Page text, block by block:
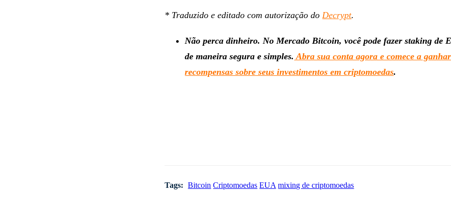
* Traduzido e editado com autorização doDecrypt.
Não perca dinheiro. No Mercado Bitcoin, você pode fazer staking de
de maneira segura e simples. Abra sua conta agora e comece a ganhar
recompensas sobre seus investimentos em criptomoedas.
Tags: Bitcoin Criptomoedas EUA mixing de criptomoedas